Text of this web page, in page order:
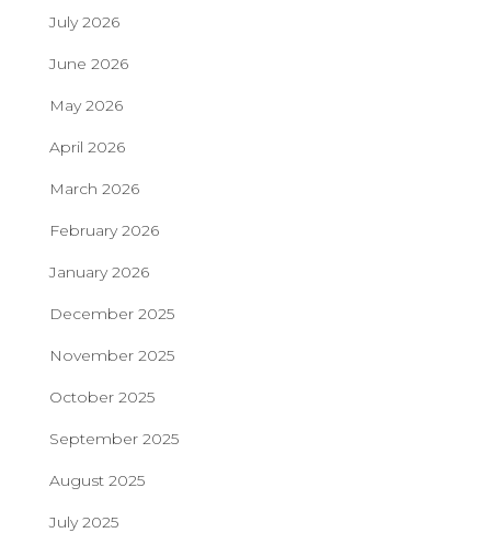
July 2026
June 2026
May 2026
April 2026
March 2026
February 2026
January 2026
December 2025
November 2025
October 2025
September 2025
August 2025
July 2025